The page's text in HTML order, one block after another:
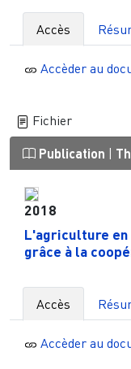
Accès
Accèder au
Fichier
Publication
2018
L'agriculture en
grâce à la
Accès
Accèder au